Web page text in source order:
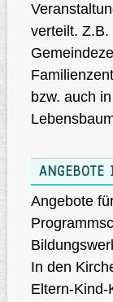
verteilt. Z.B.
bzw. auch
Angebote
In den
Eltern-Kind-